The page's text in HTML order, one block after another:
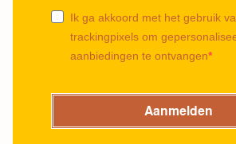
Ik ga akkoord met het gebruik
trackingpixels om
aanbiedingen te ontvangen
Aanmelden